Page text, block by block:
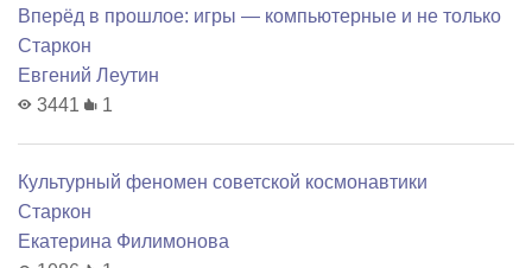
Вперёд в прошлое: игры — компьютерные и не только
Старкон
Евгений Леутин
3441
1
Культурный феномен советской космонавтики
Старкон
Екатерина Филимонова